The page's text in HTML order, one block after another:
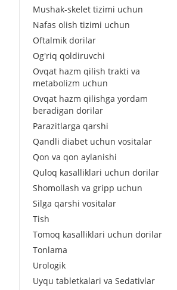
Mushak-skelet tizimi uchun
Nafas olish tizimi uchun
Oftalmik dorilar
Og'riq qoldiruvchi
Ovqat hazm qilish trakti va
metabolizm uchun
Ovqat hazm qilishga yordam
beradigan dorilar
Parazitlarga qarshi
Qandli diabet uchun vositalar
Qon va qon aylanishi
Quloq kasalliklari uchun dorilar
Shomollash va gripp uchun
Silga qarshi vositalar
Tish
Tomoq kasalliklari uchun dorilar
Tonlama
Urologik
Uyqu tabletkalari va Sedativlar